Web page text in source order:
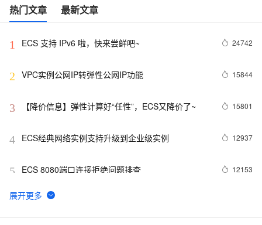
热门文章 最新文章
1 ECS 支持 IPv6 啦，快来尝鲜吧~ 24742
2 VPC实例公网IP转弹性公网IP功能 15844
3 【降价信息】弹性计算好“任性”，ECS又降价了~ 15801
4 ECS经典网络实例支持升级到企业级实例 12937
5 ECS 8080端口连接拒绝问题排查 12153
6 扫盲人工智能的计算力基石--异构计算